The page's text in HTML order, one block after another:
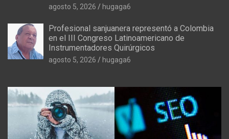
agosto 5, 2026 hugaga6
Profesional sanjuanera representó a Colombia
en el III Congreso Latinoamericano de
Instrumentadores Quirúrgicos
agosto 5, 2026 hugaga6